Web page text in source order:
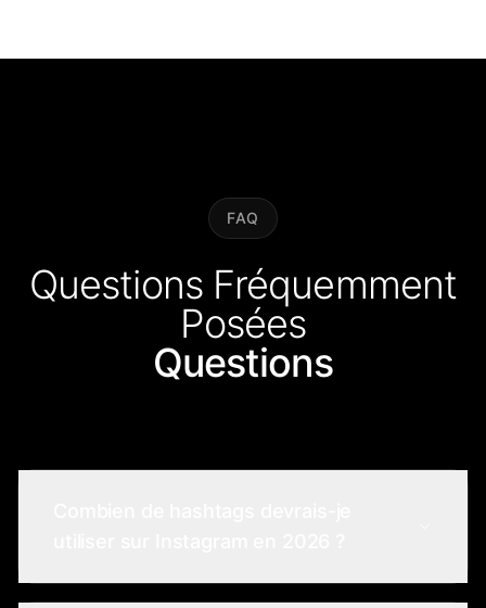
FAQ
Questions Fréquemment
Posées
Questions
Instagram autorise jusqu'à 30 hashtags